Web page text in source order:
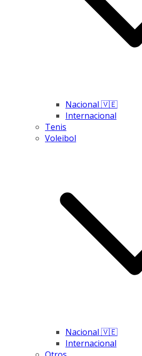
Nacional 🇻🇪
Internacional
Tenis
Voleibol
Nacional 🇻🇪
Internacional